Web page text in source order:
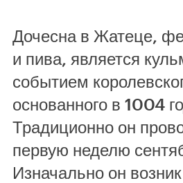
Дочесна в Жатеце,
и пива, является
событием
основанного в 1004
Традиционно он
первую неделю
Изначально он